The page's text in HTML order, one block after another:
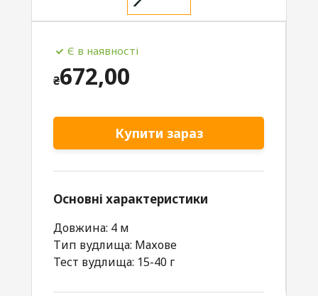
Є в наявності
₴672,00
Купити зараз
Основні характеристики
Довжина: 4 м
Тип вудлища: Махове
Тест вудлища: 15-40 г